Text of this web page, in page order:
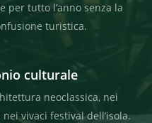
per tutto l’anno senza la
turistica.
culturale
neoclassica, nei
vivaci festival dell’isola.